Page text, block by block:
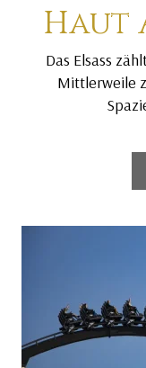
Haut
Das Elsass
Mittlerweile